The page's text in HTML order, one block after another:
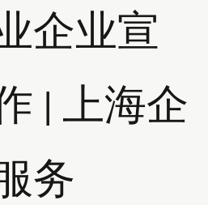
企业宣
| 上海企
务